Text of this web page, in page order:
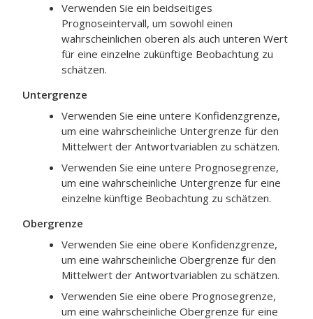
Verwenden Sie ein beidseitiges
Prognoseintervall, um sowohl einen
wahrscheinlichen oberen als auch unteren Wert
für eine einzelne zukünftige Beobachtung zu
schätzen.
Untergrenze
Verwenden Sie eine untere Konfidenzgrenze,
um eine wahrscheinliche Untergrenze für den
Mittelwert der Antwortvariablen zu schätzen.
Verwenden Sie eine untere Prognosegrenze,
um eine wahrscheinliche Untergrenze für eine
einzelne künftige Beobachtung zu schätzen.
Obergrenze
Verwenden Sie eine obere Konfidenzgrenze,
um eine wahrscheinliche Obergrenze für den
Mittelwert der Antwortvariablen zu schätzen.
Verwenden Sie eine obere Prognosegrenze,
um eine wahrscheinliche Obergrenze für eine